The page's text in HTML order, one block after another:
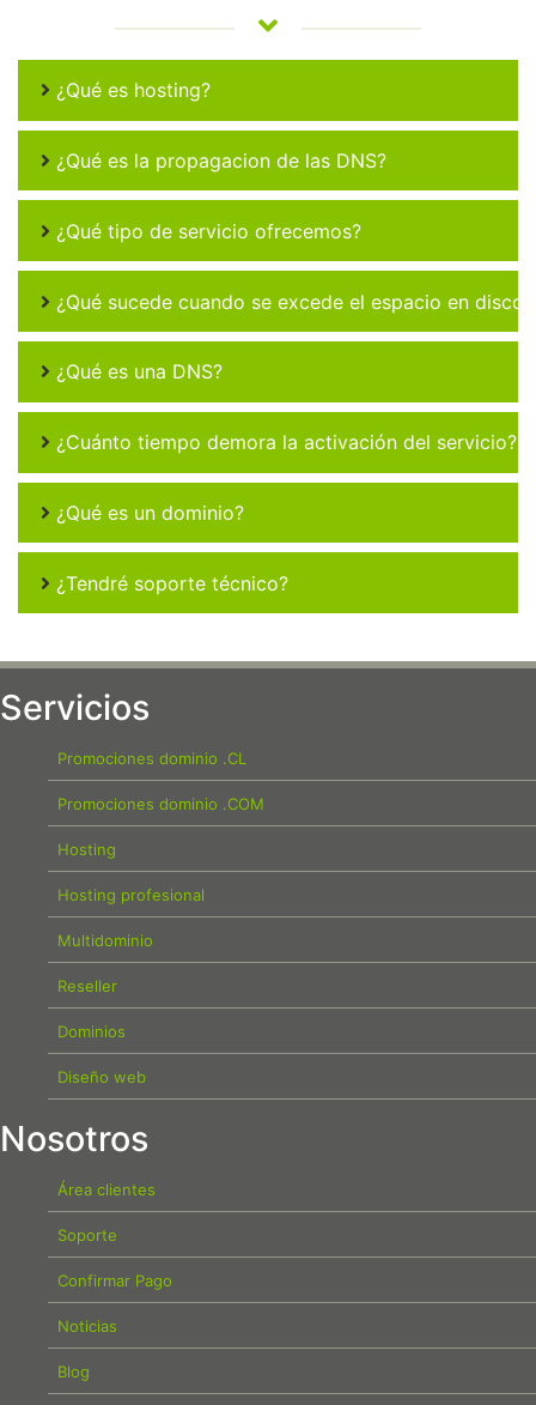
¿Qué es hosting?
¿Qué es la propagacion de las DNS?
¿Qué tipo de servicio ofrecemos?
¿Qué sucede cuando se excede el espacio en disco
¿Qué es una DNS?
¿Cuánto tiempo demora la activación del servicio?
¿Qué es un dominio?
¿Tendré soporte técnico?
Servicios
Promociones dominio .CL
Promociones dominio .COM
Hosting
Hosting profesional
Multidominio
Reseller
Dominios
Diseño web
Nosotros
Área clientes
Soporte
Confirmar Pago
Noticias
Blog